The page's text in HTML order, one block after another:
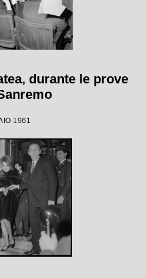
durante le prove
1961